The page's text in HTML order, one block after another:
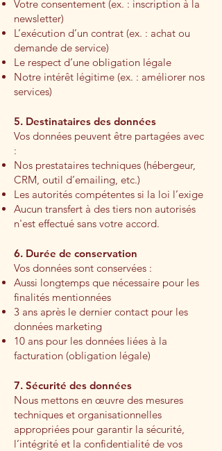
Votre consentement (ex. : inscription à la
newsletter)
L’exécution d’un contrat (ex. : achat ou
demande de service)
Le respect d’une obligation légale
Notre intérêt légitime (ex. : améliorer nos
services)
5. Destinataires des données
Vos données peuvent être partagées avec
:
Nos prestataires techniques (hébergeur,
CRM, outil d’emailing, etc.)
Les autorités compétentes si la loi l’exige
Aucun transfert à des tiers non autorisés
n'est effectué sans votre accord.
6. Durée de conservation
Vos données sont conservées :
Aussi longtemps que nécessaire pour les
finalités mentionnées
3 ans après le dernier contact pour les
données marketing
10 ans pour les données liées à la
facturation (obligation légale)
7. Sécurité des données
Nous mettons en œuvre des mesures
techniques et organisationnelles
appropriées pour garantir la sécurité,
l’intégrité et la confidentialité de vos